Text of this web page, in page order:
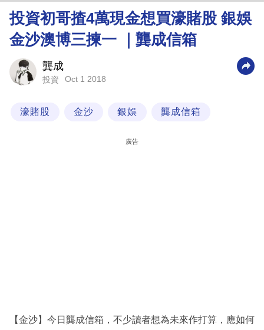
理
財
商
科
區
投資初哥揸4萬現金想買濠賭股 銀娛
金沙澳博三揀一 ｜龔成信箱
龔成
投資 Oct 1 2018
濠賭股 金沙 銀娛 龔成信箱
廣告
【金沙】今日龔成信箱，不少讀者想為未來作打算，應如何